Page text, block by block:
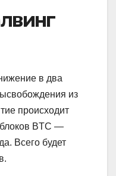
в два
из
происходит
BTC —
Всего будет